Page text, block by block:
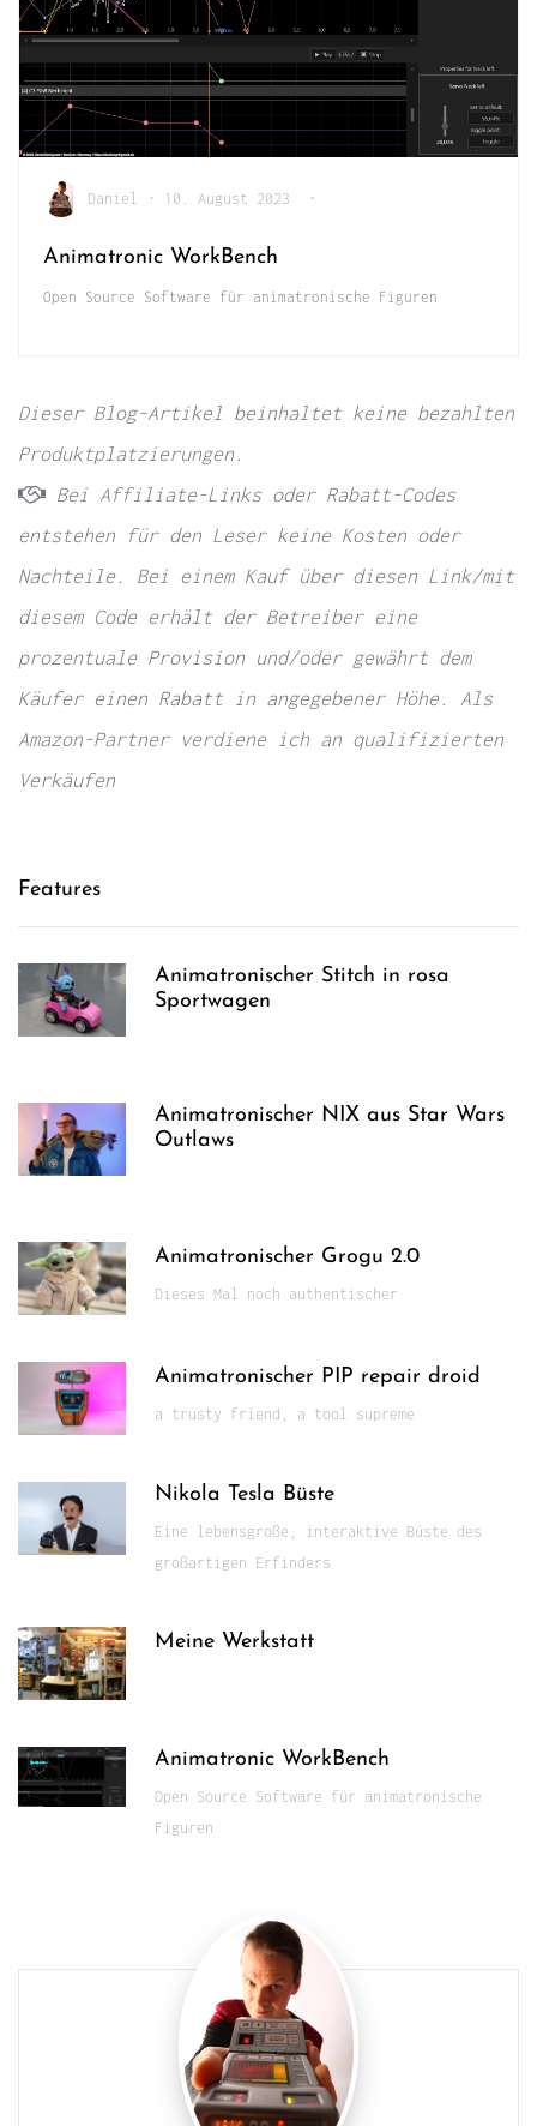
Daniel • 10. August 2023 •
Animatronic WorkBench
Open Source Software für animatronische Figuren
Dieser Blog-Artikel beinhaltet keine bezahlten
Produktplatzierungen.
Bei Affiliate-Links oder Rabatt-Codes
entstehen für den Leser keine Kosten oder
Nachteile. Bei einem Kauf über diesen Link/mit
diesem Code erhält der Betreiber eine
prozentuale Provision und/oder gewährt dem
Käufer einen Rabatt in angegebener Höhe. Als
Amazon-Partner verdiene ich an qualifizierten
Verkäufen
Features
Animatronischer Stitch in rosa
Sportwagen
Animatronischer NIX aus Star Wars
Outlaws
Animatronischer Grogu 2.0
Dieses Mal noch authentischer
Animatronischer PIP repair droid
a trusty friend, a tool supreme
Nikola Tesla Büste
Eine lebensgroße, interaktive Büste des
großartigen Erfinders
Meine Werkstatt
Animatronic WorkBench
Open Source Software für animatronische
Figuren